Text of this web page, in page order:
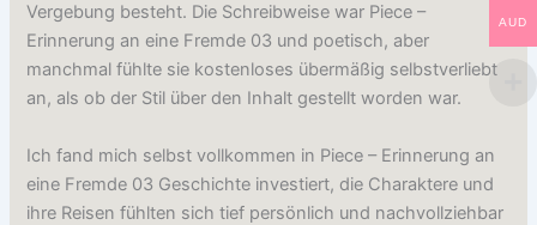
Vergebung besteht. Die Schreibweise war Piece –
Erinnerung an eine Fremde 03 und poetisch, aber
manchmal fühlte sie kostenloses übermäßig selbstverliebt
an, als ob der Stil über den Inhalt gestellt worden war.
Ich fand mich selbst vollkommen in Piece – Erinnerung an
eine Fremde 03 Geschichte investiert, die Charaktere und
ihre Reisen fühlten sich tief persönlich und nachvollziehbar
AUD